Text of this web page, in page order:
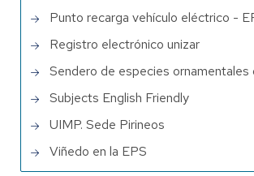
Punto recarga vehículo eléctrico -
Registro electrónico unizar
Sendero de especies ornamentales
Subjects English Friendly
UIMP. Sede Pirineos
Viñedo en la EPS